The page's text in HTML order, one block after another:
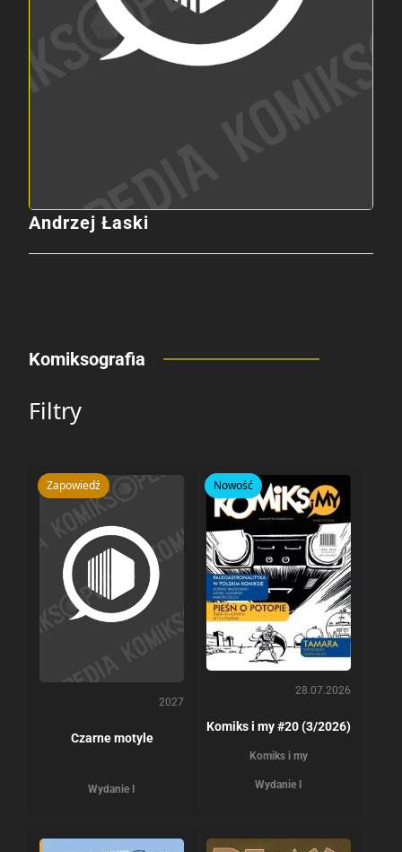
Andrzej Łaski
Komiksografia
Filtry
Zapowiedź
2027
Czarne motyle
Wydanie I
Nowość
28.07.2026
Komiks i my #20 (3/2026)
Komiks i my
Wydanie I